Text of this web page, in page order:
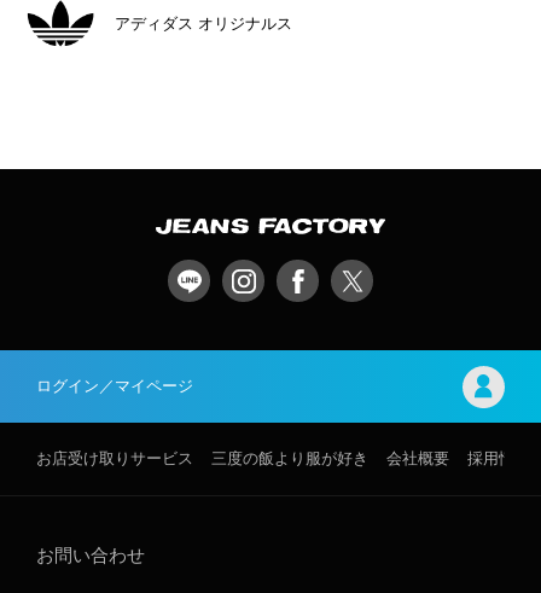
アディダス オリジナルス
ログイン／マイページ
お店受け取りサービス 三度の飯より服が好き 会社概要 採用情報
お問い合わせ